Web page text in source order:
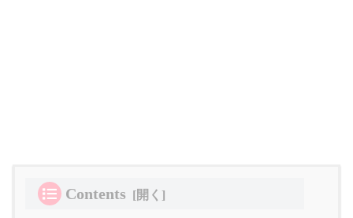
Contents